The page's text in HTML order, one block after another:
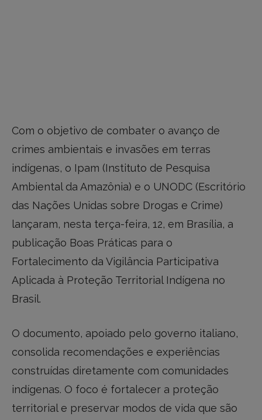
Com o objetivo de combater o avanço de
crimes ambientais e invasões em terras
indígenas, o Ipam (Instituto de Pesquisa
Ambiental da Amazônia) e o UNODC (Escritório
das Nações Unidas sobre Drogas e Crime)
lançaram, nesta terça-feira, 12, em Brasília, a
publicação Boas Práticas para o
Fortalecimento da Vigilância Participativa
Aplicada à Proteção Territorial Indígena no
Brasil.
O documento, apoiado pelo governo italiano,
consolida recomendações e experiências
construídas diretamente com comunidades
indígenas. O foco é fortalecer a proteção
territorial e preservar modos de vida que são